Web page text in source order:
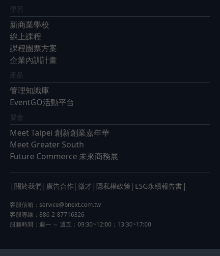
學習
新商業學校
線上課程
課程團票方案
企業內訓計畫
產品
管理知識庫
EventGO活動平台
展會
Meet Taipei 創新創業嘉年華
Meet Greater South
Future Commerce 未來商務展
| 關於我們 | 廣告合作 | 徵才 | 隱私權政策 | ESG永續報告書 |
客服信箱： service@bnext.com.tw
客服專線：886-2-87716326
服務時間：週一 ～ 週五：09:30~12:00；13:30~17:00